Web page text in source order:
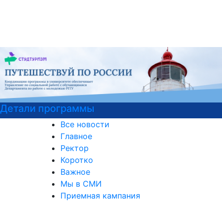
Курсы немецкого языка
Все новости
Главное
Ректор
Коротко
Важное
Мы в СМИ
Приемная кампания